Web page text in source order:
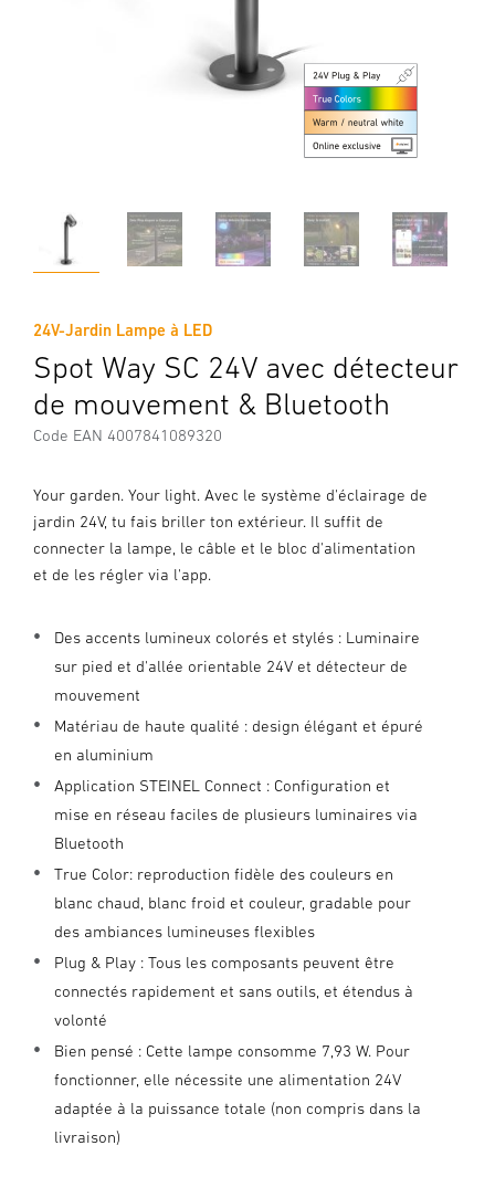
24V-Jardin Lampe à LED
Spot Way SC 24V avec détecteur
de mouvement & Bluetooth
Code EAN 4007841089320
Your garden. Your light. Avec le système d'éclairage de
jardin 24V, tu fais briller ton extérieur. Il suffit de
connecter la lampe, le câble et le bloc d'alimentation
et de les régler via l'app.
Des accents lumineux colorés et stylés : Luminaire
sur pied et d'allée orientable 24V et détecteur de
mouvement
Matériau de haute qualité : design élégant et épuré
en aluminium
Application STEINEL Connect : Configuration et
mise en réseau faciles de plusieurs luminaires via
Bluetooth
True Color: reproduction fidèle des couleurs en
blanc chaud, blanc froid et couleur, gradable pour
des ambiances lumineuses flexibles
Plug & Play : Tous les composants peuvent être
connectés rapidement et sans outils, et étendus à
volonté
Bien pensé : Cette lampe consomme 7,93 W. Pour
fonctionner, elle nécessite une alimentation 24V
adaptée à la puissance totale (non compris dans la
livraison)